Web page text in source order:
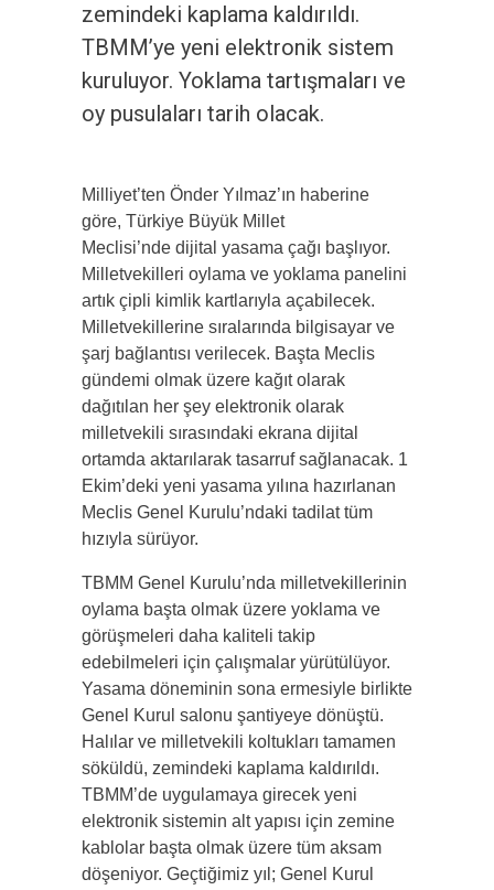
zemindeki kaplama kaldırıldı.
TBMM’ye yeni elektronik sistem
kuruluyor. Yoklama tartışmaları ve
oy pusulaları tarih olacak.
Milliyet’ten Önder Yılmaz’ın haberine
göre, Türkiye Büyük Millet
Meclisi’nde dijital yasama çağı başlıyor.
Milletvekilleri oylama ve yoklama panelini
artık çipli kimlik kartlarıyla açabilecek.
Milletvekillerine sıralarında bilgisayar ve
şarj bağlantısı verilecek. Başta Meclis
gündemi olmak üzere kağıt olarak
dağıtılan her şey elektronik olarak
milletvekili sırasındaki ekrana dijital
ortamda aktarılarak tasarruf sağlanacak. 1
Ekim’deki yeni yasama yılına hazırlanan
Meclis Genel Kurulu’ndaki tadilat tüm
hızıyla sürüyor.
TBMM Genel Kurulu’nda milletvekillerinin
oylama başta olmak üzere yoklama ve
görüşmeleri daha kaliteli takip
edebilmeleri için çalışmalar yürütülüyor.
Yasama döneminin sona ermesiyle birlikte
Genel Kurul salonu şantiyeye dönüştü.
Halılar ve milletvekili koltukları tamamen
söküldü, zemindeki kaplama kaldırıldı.
TBMM’de uygulamaya girecek yeni
elektronik sistemin alt yapısı için zemine
kablolar başta olmak üzere tüm aksam
döşeniyor. Geçtiğimiz yıl; Genel Kurul